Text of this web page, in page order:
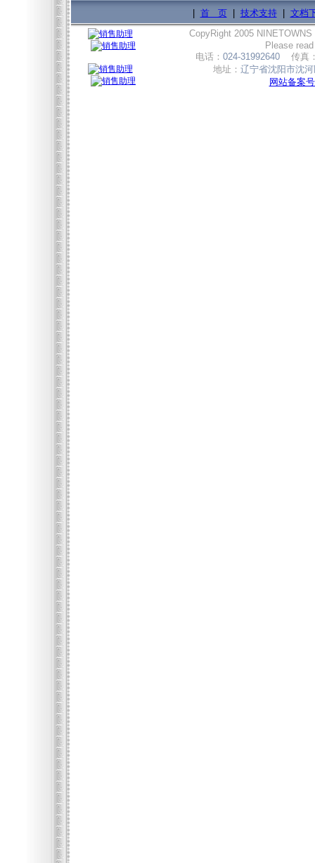
首 页| 技术支持| 文档
CopyRight 2005 NINETOWNS
Please
电话： 024-31992640 传真
地址： 辽宁省沈阳市沈
网站备案